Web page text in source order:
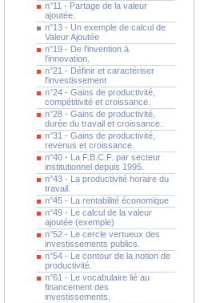
n°11 - Partage de la valeur
ajoutée.
n°13 - Un exemple de calcul de
Valeur Ajoutée
n°19 - De l'invention à
l'innovation.
n°21 - Définir et caractériser
l'investissement
n°24 - Gains de productivité,
compétitivité et croissance.
n°28 - Gains de productivité,
durée du travail et croissance.
n°31 - Gains de productivité,
revenus et croissance.
n°40 - La F.B.C.F. par secteur
institutionnel depuis 1995.
n°43 - La productivité horaire du
travail.
n°45 - La rentabilité économique
n°49 - Le calcul de la valeur
ajoutée (exemple)
n°52 - Le cercle vertueux des
investissements publics.
n°54 - Le contour de la notion de
productivité.
n°61 - Le vocabulaire lié au
financement des
investissements.